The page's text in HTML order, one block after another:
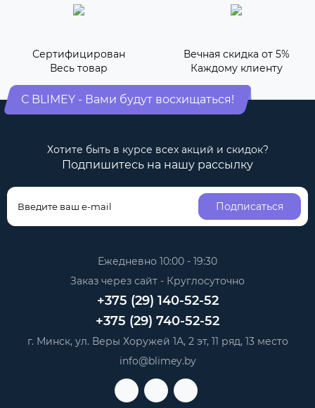
Сертифицирован
Весь товар
Вечная скидка от 5%
Каждому клиенту
С BLIMEY - Вами будут восхищаться!
Хотите быть в курсе всех акций и скидок?
Подпишитесь на нашу рассылку
Подписаться
Ежедневно 10:00 - 19:30
Заказ через сайт - Круглосуточно
+375 (29) 140-52-52
+375 (29) 740-52-52
г. Минск, ул. Веры Хоружей 1А, 2 эт, 11 ряд, 13 место
info@blimey.by